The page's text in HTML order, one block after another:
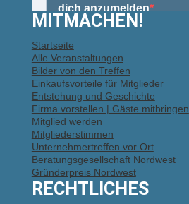
MITMACHEN!
Startseite
Alle Veranstaltungen
Bilder von den Treffen
Einkaufsvorteile für Mitglieder
Entstehung und Geschichte
Firma vorstellen | Gäste mitbringen
Mitglied werden
Mitgliederstimmen
Unternehmertreffen vor Ort
Beratungsgesellschaft Nordwest
Gründerpreis Nordwest
RECHTLICHES